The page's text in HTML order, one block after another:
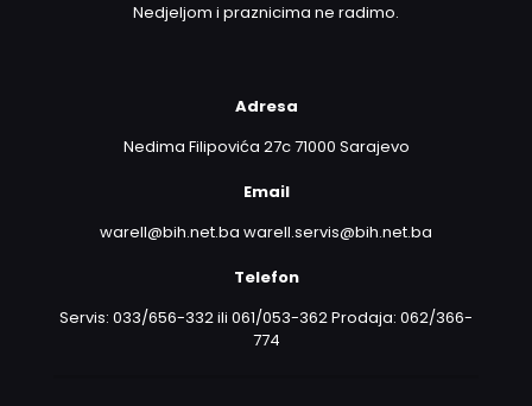
Nedjeljom i praznicima ne radimo.
Adresa
Nedima Filipovića 27c 71000 Sarajevo
Email
warell@bih.net.ba warell.servis@bih.net.ba
Telefon
Servis: 033/656-332 ili 061/053-362 Prodaja: 062/366-
774